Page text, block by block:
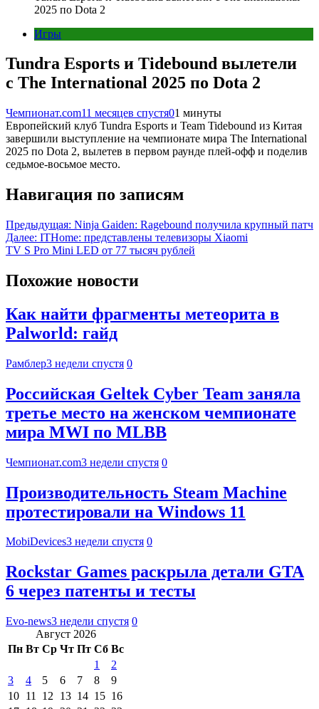
2025 по Dota 2
Игры
Tundra Esports и Tidebound вылетели
с The International 2025 по Dota 2
Чемпионат.com11 месяцев спустя01 минуты
Европейский клуб Tundra Esports и Team Tidebound из Китая
завершили выступление на чемпионате мира The International
2025 по Dota 2, вылетев в первом раунде плей-офф и поделив
седьмое-восьмое место.
Навигация по записям
Предыдущая: Ninja Gaiden: Ragebound получила крупный патч
Далее: ITHome: представлены телевизоры Xiaomi
TV S Pro Mini LED от 77 тысяч рублей
Похожие новости
Как найти фрагменты метеорита в
Palworld: гайд
Рамблер3 недели спустя 0
Российская Geltek Cyber Team заняла
третье место на женском чемпионате
мира MWI по MLBB
Чемпионат.com3 недели спустя 0
Производительность Steam Machine
протестировали на Windows 11
MobiDevices3 недели спустя 0
Rockstar Games раскрыла детали GTA
6 через патенты и тесты
Evo-news3 недели спустя 0
Август 2026
Пн Вт Ср Чт Пт Сб Вс
1
2
3
4 5 6 7 8
9
10 11 12 13 14 15 16